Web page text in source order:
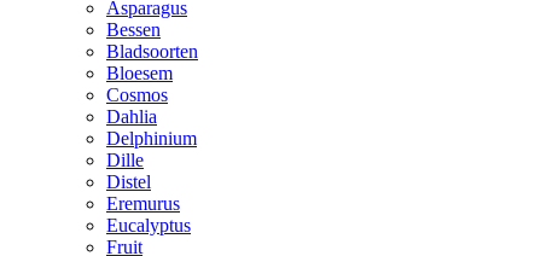
Asparagus
Bessen
Bladsoorten
Bloesem
Cosmos
Dahlia
Delphinium
Dille
Distel
Eremurus
Eucalyptus
Fruit